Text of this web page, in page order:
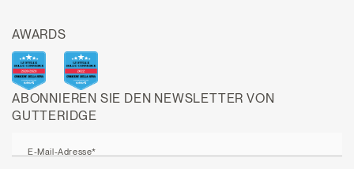
ABONNIEREN SIE DEN NEWSLETTER VON
GUTTERIDGE
E-Mail-Adresse*
AWARDS